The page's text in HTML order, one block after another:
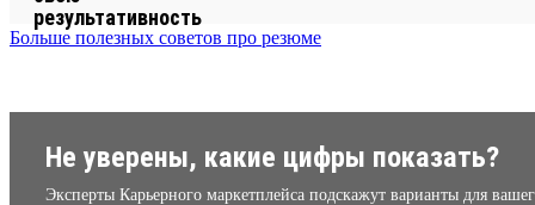
Больше полезных советов про резюме
Не уверены, какие цифры показать?
Эксперты Карьерного маркетплейса подскажут варианты для